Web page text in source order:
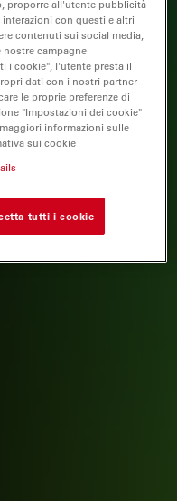
proporre all'utente pubblicità
con questi e altri
contenuti sui social media,
nostre campagne
i cookie", l'utente presta il
dati con i nostri partner
le proprie preferenze di
"Impostazioni dei cookie"
informazioni sulle
sui cookie
tutti i cookie